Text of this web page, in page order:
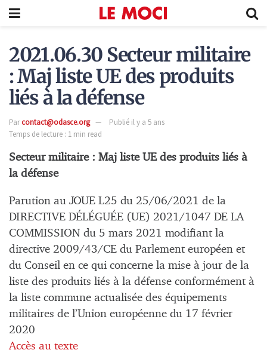
2021.06.30 Secteur militaire
: Maj liste UE des produits
liés à la défense
Parcontact@odasce.org
Publié il y a 5 ans
Temps de lecture : 1 min read
Secteur militaire : Maj liste UE des produits liés à
la défense
Parution au JOUE L25 du 25/06/2021 de la
DIRECTIVE DÉLÉGUÉE (UE) 2021/1047 DE LA
COMMISSION du 5 mars 2021 modifiant la
directive 2009/43/CE du Parlement européen et
du Conseil en ce qui concerne la mise à jour de la
liste des produits liés à la défense conformément à
la liste commune actualisée des équipements
militaires de l’Union européenne du 17 février
2020
Accès au texte